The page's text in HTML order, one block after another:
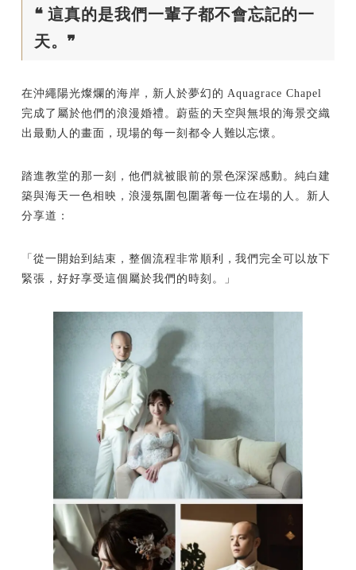
❝ 這真的是我們一輩子都不會忘記的一
天。❞
在沖繩陽光燦爛的海岸，新人於夢幻的 Aquagrace Chapel
完成了屬於他們的浪漫婚禮。蔚藍的天空與無垠的海景交織
出最動人的畫面，現場的每一刻都令人難以忘懷。
踏進教堂的那一刻，他們就被眼前的景色深深感動。純白建
築與海天一色相映，浪漫氛圍包圍著每一位在場的人。新人
分享道：
「從一開始到結束，整個流程非常順利，我們完全可以放下
緊張，好好享受這個屬於我們的時刻。」